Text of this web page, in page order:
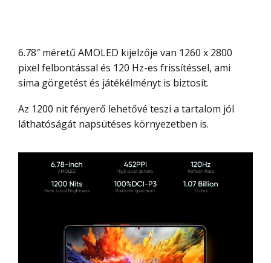
6.78″ méretű AMOLED kijelzője van 1260 x 2800
pixel felbontással és 120 Hz-es frissítéssel, ami
sima görgetést és játékélményt is biztosít.
Az 1200 nit fényerő lehetővé teszi a tartalom jól
láthatóságát napsütéses környezetben is.